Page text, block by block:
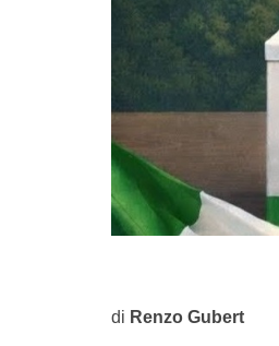
di Renzo Gubert